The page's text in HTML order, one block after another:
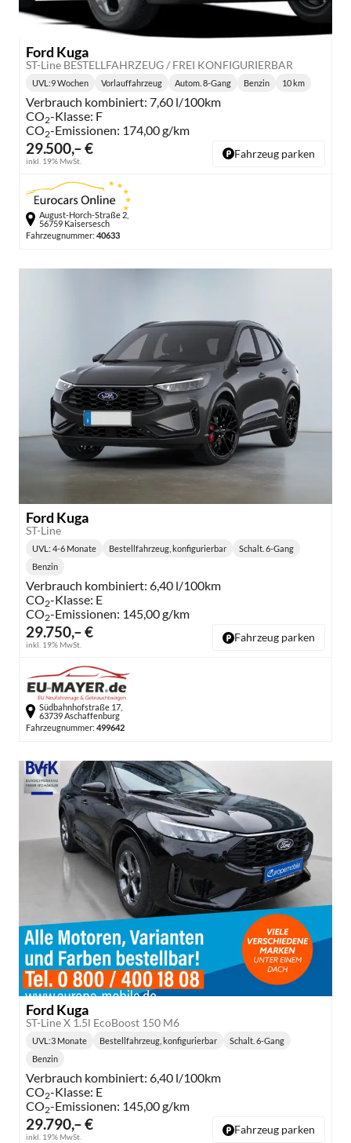
Ford Kuga
ST-Line BESTELLFAHRZEUG / FREI KONFIGURIERBAR
29.500,– €
inkl. 19% MwSt.
Lieferzeit:
UVL :9 Wochen Vorlauffahrzeug
Getriebe:
Autom. 8-Gang
Kraftstoff:
Benzin 10 km
Verbrauch kombiniert: 7,60 l/100km
CO2-Klasse: F
CO2-Emissionen: 174,00 g/km
Fahrzeug parken
August-Horch-Straße 2,
56759 Kaisersesch
Fahrzeugnummer: 40633
Ford Kuga
ST-Line
29.750,– €
inkl. 19% MwSt.
UVL : 4-6 Monate Bestellfahrzeug, konfigurierbar
Getriebe:
Schalt. 6-Gang
Benzin
Verbrauch kombiniert: 6,40 l/100km
CO2-Klasse: E
CO2-Emissionen: 145,00 g/km
Fahrzeug parken
Südbahnhofstraße 17,
63739 Aschaffenburg
Fahrzeugnummer: 499642
Ford Kuga
ST-Line X 1.5l EcoBoost 150 M6
29.790,– €
inkl. 19% MwSt.
UVL :3 Monate Bestellfahrzeug, konfigurierbar
Getriebe:
Schalt. 6-Gang
Benzin
Verbrauch kombiniert: 6,40 l/100km
CO2-Klasse: E
CO2-Emissionen: 145,00 g/km
Fahrzeug parken